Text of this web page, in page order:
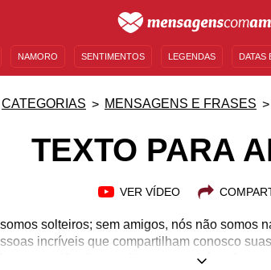
NAMORO SENTIMENTOS LEGENDAS DATAS
CATEGORIAS MENSAGENS E FRASES
TEXTO PARA
VER VÍDEO
solteiros; sem amigos, nós não somos
incríveis que compartilham conosco
os que dão dicas valiosas e também são